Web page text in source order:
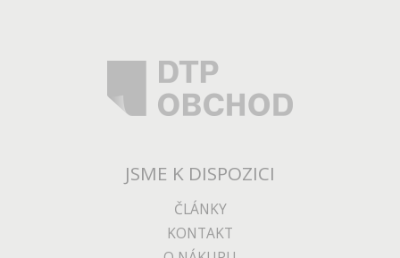
JSME K DISPOZICI
ČLÁNKY
KONTAKT